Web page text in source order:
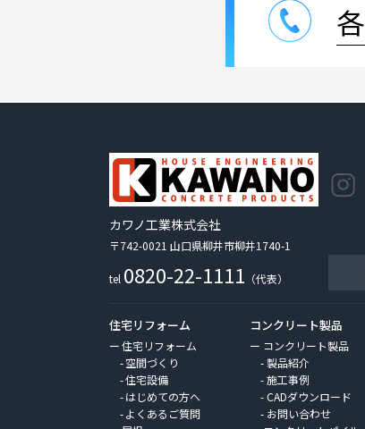
カワノ工業株式会社
〒742-0021 山口県柳井市柳井1740-1
tel 0820-22-1111 （代表）
住宅リフォーム
住宅リフォーム
空間づくり
住宅設備
はじめての方へ
よくあるご質問
コンクリート製品
コンクリート製品
製品紹介
施工事例
CADダウンロード
お問い合わせ